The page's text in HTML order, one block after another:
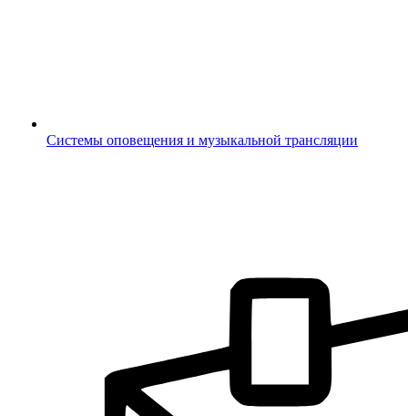
Системы оповещения и музыкальной трансляции